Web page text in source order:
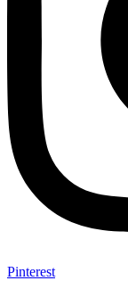
Pinterest